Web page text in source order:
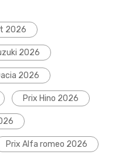
2026
2026
2026
Prix Hino 2026
Prix Alfa romeo 2026